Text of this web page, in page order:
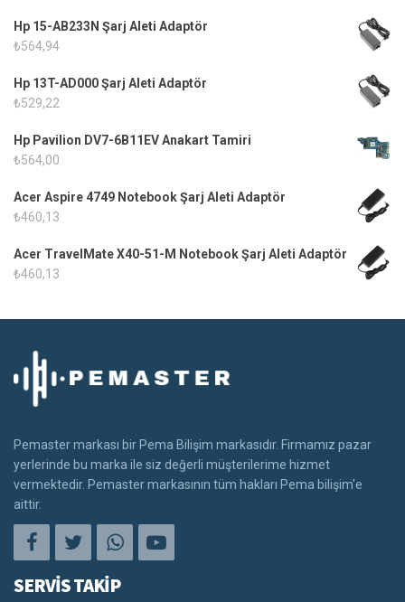
Hp 15-AB233N Şarj Aleti Adaptör
₺564,94
Hp 13T-AD000 Şarj Aleti Adaptör
₺529,22
Hp Pavilion DV7-6B11EV Anakart Tamiri
₺564,00
Acer Aspire 4749 Notebook Şarj Aleti Adaptör
₺460,13
Acer TravelMate X40-51-M Notebook Şarj Aleti Adaptör
₺460,13
Pemaster markası bir Pema Bilişim markasıdır. Firmamız pazar
yerlerinde bu marka ile siz değerli müşterilerime hizmet
vermektedir. Pemaster markasının tüm hakları Pema bilişim'e
aittir.
SERVİS TAKİP